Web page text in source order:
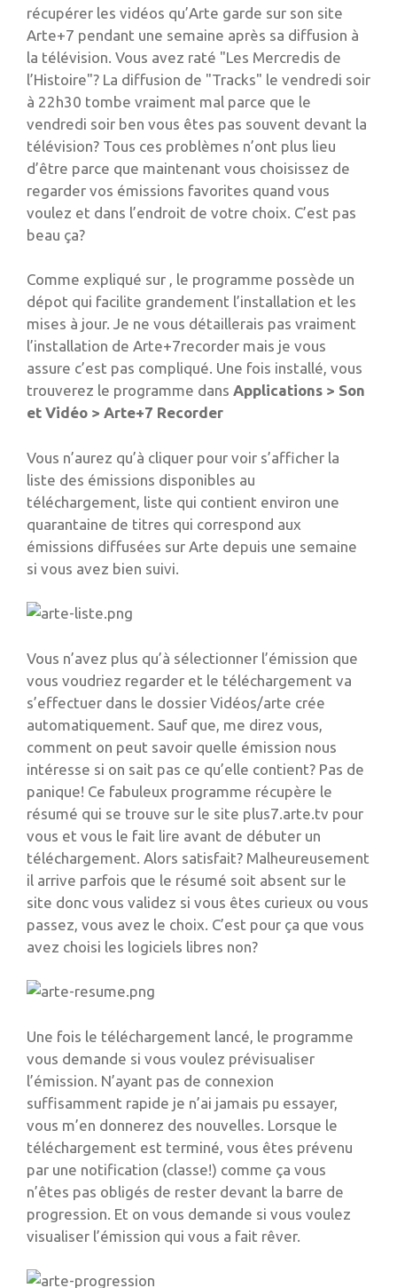
récupérer les vidéos qu’Arte garde sur son site
Arte+7 pendant une semaine après sa diffusion à
la télévision. Vous avez raté "Les Mercredis de
l’Histoire"? La diffusion de "Tracks" le vendredi soir
à 22h30 tombe vraiment mal parce que le
vendredi soir ben vous êtes pas souvent devant la
télévision? Tous ces problèmes n’ont plus lieu
d’être parce que maintenant vous choisissez de
regarder vos émissions favorites quand vous
voulez et dans l’endroit de votre choix. C’est pas
beau ça?
Comme expliqué sur , le programme possède un
dépot qui facilite grandement l’installation et les
mises à jour. Je ne vous détaillerais pas vraiment
l’installation de Arte+7recorder mais je vous
assure c’est pas compliqué. Une fois installé, vous
trouverez le programme dans Applications > Son
et Vidéo > Arte+7 Recorder
Vous n’aurez qu’à cliquer pour voir s’afficher la
liste des émissions disponibles au
téléchargement, liste qui contient environ une
quarantaine de titres qui correspond aux
émissions diffusées sur Arte depuis une semaine
si vous avez bien suivi.
Vous n’avez plus qu’à sélectionner l’émission que
vous voudriez regarder et le téléchargement va
s’effectuer dans le dossier Vidéos/arte crée
automatiquement. Sauf que, me direz vous,
comment on peut savoir quelle émission nous
intéresse si on sait pas ce qu’elle contient? Pas de
panique! Ce fabuleux programme récupère le
résumé qui se trouve sur le site plus7.arte.tv pour
vous et vous le fait lire avant de débuter un
téléchargement. Alors satisfait? Malheureusement
il arrive parfois que le résumé soit absent sur le
site donc vous validez si vous êtes curieux ou vous
passez, vous avez le choix. C’est pour ça que vous
avez choisi les logiciels libres non?
Une fois le téléchargement lancé, le programme
vous demande si vous voulez prévisualiser
l’émission. N’ayant pas de connexion
suffisamment rapide je n’ai jamais pu essayer,
vous m’en donnerez des nouvelles. Lorsque le
téléchargement est terminé, vous êtes prévenu
par une notification (classe!) comme ça vous
n’êtes pas obligés de rester devant la barre de
progression. Et on vous demande si vous voulez
visualiser l’émission qui vous a fait rêver.